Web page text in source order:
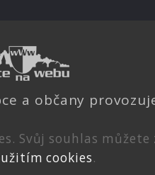
a občany
Svůj souhlas
cookies.